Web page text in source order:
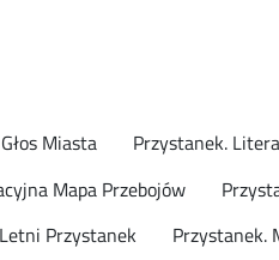
Głos Miasta Przystanek.
Mapa Przebojów
Letni Przystanek
Przystanek.